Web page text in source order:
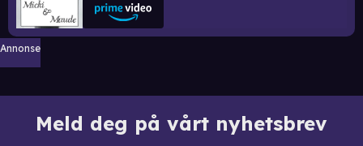
Annonse
Meld deg på vårt nyhetsbrev